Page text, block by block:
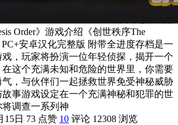
Order》游戏介绍《创世秩序The
PC+安卓汉化完整版 附带全进度存档是一
，玩家将扮演一位年轻侦探，揭开一个
这个充满未知和危险的世界里，你需要
，与伙伴们一起拯救世界免受神秘威胁
事游戏设定在一个充满神秘和犯罪的世
调查一系列神
15日 73 点赞 10 评论 12308 浏览